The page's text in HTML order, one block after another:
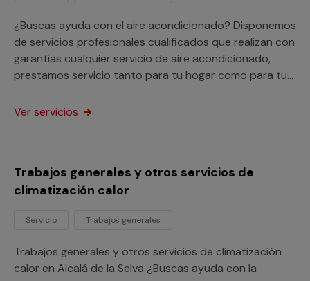
¿Buscas ayuda con el aire acondicionado? Disponemos
de servicios profesionales cualificados que realizan con
garantías cualquier servicio de aire acondicionado,
prestamos servicio tanto para tu hogar como para tu
Ver servicios
Trabajos generales y otros servicios de
climatización calor
Servicio Trabajos generales
Trabajos generales y otros servicios de climatización
calor en Alcalá de la Selva ¿Buscas ayuda con la